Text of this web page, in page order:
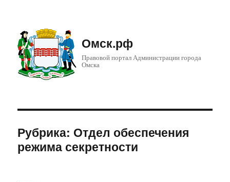
Омск.рф
Правовой портал Администрации города
Омска
Рубрика: Отдел обеспечения
режима секретности